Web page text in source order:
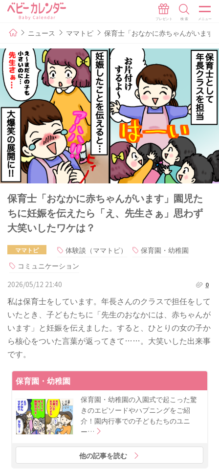
ニュース ママトピ 保育士「おなかに赤ちゃんがいます
保育士「おなかに赤ちゃんがいます」園児た
ちに妊娠を伝えたら「え、先生さぁ」思わず
大笑いしたワケは？
ママトピ 体験談（ママトピ）
保育園・幼稚園
コミュニケーション
2026/05/12 21:40
0
私は保育士をしています。年長さんのクラスで担任をして
いたとき、子どもたちに「先生のおなかには、赤ちゃんが
います」と妊娠を伝えました。すると、ひとりの女の子か
ら核心をついた言葉が返ってきて……。大笑いした出来事
です。
保育園・幼稚園
保育園・幼稚園の入園式で起こった驚
きのエピソードやハプニングをご紹
介！園内行事での子どもたちのユニ
ー…
他の記事を読む